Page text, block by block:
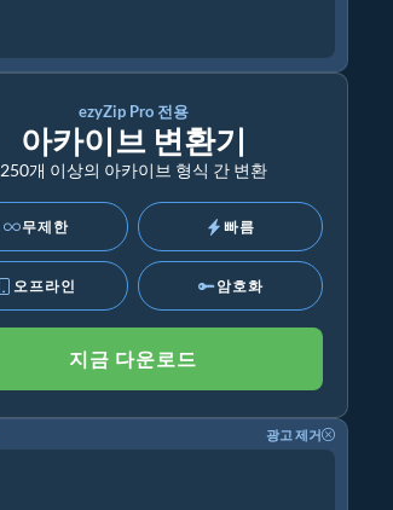
ezyZip Pro 전용
아카이브 변환기
250개 이상의 아카이브 형식 간 변환
무제한 빠름
오프라인 암호화
지금 다운로드
광고 제거